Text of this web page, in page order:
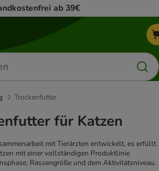
ab 39€
Trockenfutter
für Katzen
mit Tierärzten entwickelt, es erfüllt
mit einer vollständigen Produktlinie
Rassengröße und dem Aktivitätsniveau.